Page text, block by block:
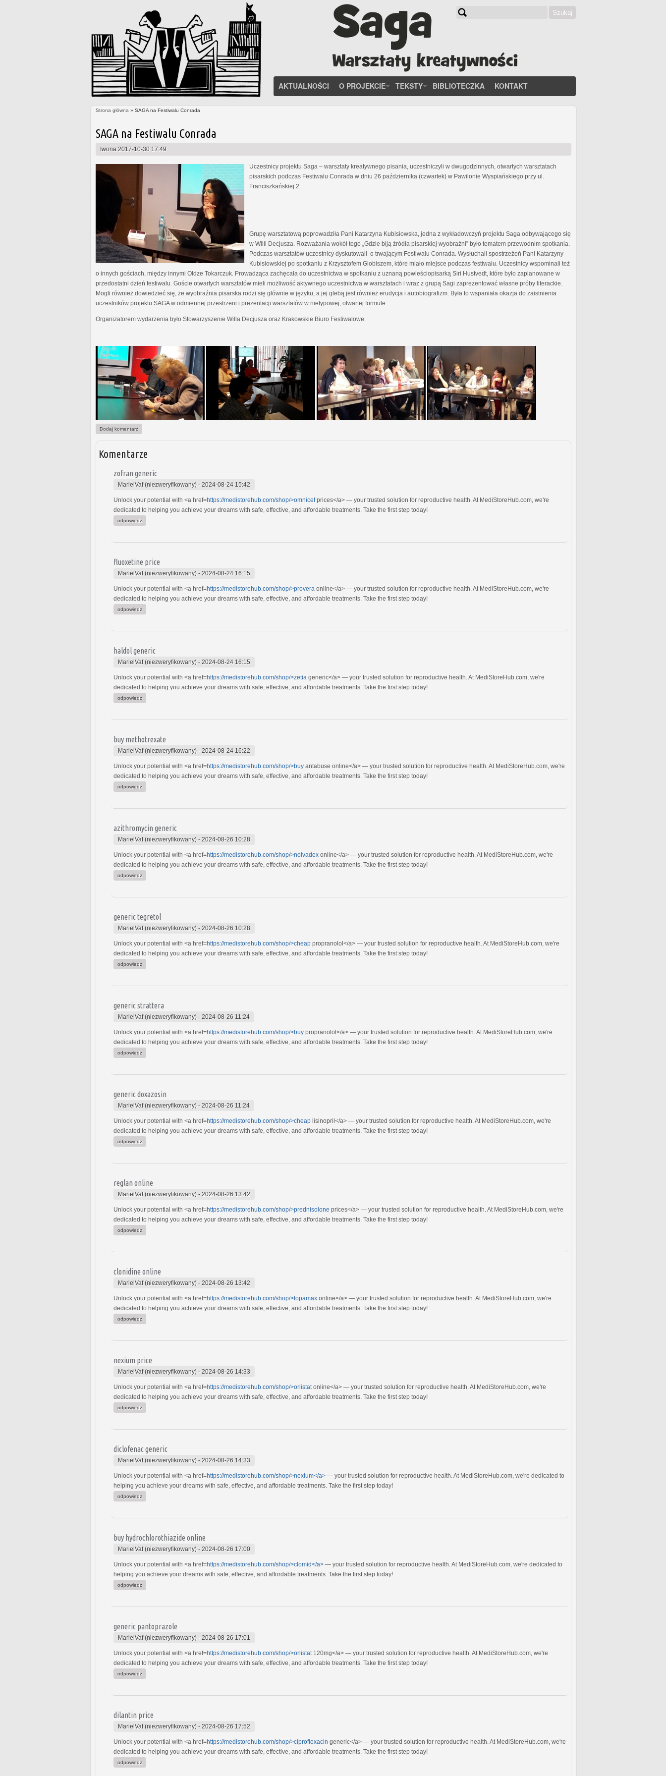
Szukaj
AKTUALNOŚCI O PROJEKCIE TEKSTY BIBLIOTECZKA KONTAKT
Strona główna » SAGA na Festiwalu Conrada
SAGA na Festiwalu Conrada
Iwona 2017-10-30 17:49
Uczestnicy projektu Saga – warsztaty kreatywnego pisania, uczestniczyli w dwugodzinnych, otwartych warsztatach
pisarskich podczas Festiwalu Conrada w dniu 26 października (czwartek) w Pawilonie Wyspiańskiego przy ul.
Franciszkańskiej 2.
Grupę warsztatową poprowadziła Pani Katarzyna Kubisiowska, jedna z wykładowczyń projektu Saga odbywającego się
w Willi Decjusza. Rozważania wokół tego „Gdzie biją źródła pisarskiej wyobraźni” było tematem przewodnim spotkania.
Podczas warsztatów uczestnicy dyskutowali o trwającym Festiwalu Conrada. Wysłuchali spostrzeżeń Pani Katarzyny
Kubisiowskiej po spotkaniu z Krzysztofem Globiszem, które miało miejsce podczas festiwalu. Uczestnicy wspominali też
o innych gościach, między innymi Oldze Tokarczuk. Prowadząca zachęcała do uczestnictwa w spotkaniu z uznaną powieściopisarką Siri Hustvedt, które było zaplanowane w
przedostatni dzień festiwalu. Goście otwartych warsztatów mieli możliwość aktywnego uczestnictwa w warsztatach i wraz z grupą Sagi zaprezentować własne próby literackie.
Mogli również dowiedzieć się, że wyobraźnia pisarska rodzi się głównie w języku, a jej glebą jest również erudycja i autobiografizm. Była to wspaniała okazja do zaistnienia
uczestników projektu SAGA w odmiennej przestrzeni i prezentacji warsztatów w nietypowej, otwartej formule.
Organizatorem wydarzenia było Stowarzyszenie Willa Decjusza oraz Krakowskie Biuro Festiwalowe.
Dodaj komentarz
Komentarze
zofran generic
MarielVaf (niezweryfikowany) - 2024-08-24 15:42
Unlock your potential with <a href=https://medistorehub.com/shop/>omnicefprices</a> — your trusted solution for reproductive health. At MediStoreHub.com, we're
dedicated to helping you achieve your dreams with safe, effective, and affordable treatments. Take the first step today!
odpowiedz
fluoxetine price
MarielVaf (niezweryfikowany) - 2024-08-24 16:15
Unlock your potential with <a href=https://medistorehub.com/shop/>provera online</a> — your trusted solution for reproductive health. At MediStoreHub.com, we're
dedicated to helping you achieve your dreams with safe, effective, and affordable treatments. Take the first step today!
odpowiedz
haldol generic
MarielVaf (niezweryfikowany) - 2024-08-24 16:15
Unlock your potential with <a href=https://medistorehub.com/shop/>zetia generic</a> — your trusted solution for reproductive health. At MediStoreHub.com, we're
dedicated to helping you achieve your dreams with safe, effective, and affordable treatments. Take the first step today!
odpowiedz
buy methotrexate
MarielVaf (niezweryfikowany) - 2024-08-24 16:22
Unlock your potential with <a href=https://medistorehub.com/shop/>buy antabuse online</a> — your trusted solution for reproductive health. At MediStoreHub.com, we're
dedicated to helping you achieve your dreams with safe, effective, and affordable treatments. Take the first step today!
odpowiedz
azithromycin generic
MarielVaf (niezweryfikowany) - 2024-08-26 10:28
Unlock your potential with <a href=https://medistorehub.com/shop/>nolvadex online</a> — your trusted solution for reproductive health. At MediStoreHub.com, we're
dedicated to helping you achieve your dreams with safe, effective, and affordable treatments. Take the first step today!
odpowiedz
generic tegretol
MarielVaf (niezweryfikowany) - 2024-08-26 10:28
Unlock your potential with <a href=https://medistorehub.com/shop/>cheap propranolol</a> — your trusted solution for reproductive health. At MediStoreHub.com, we're
dedicated to helping you achieve your dreams with safe, effective, and affordable treatments. Take the first step today!
odpowiedz
generic strattera
MarielVaf (niezweryfikowany) - 2024-08-26 11:24
Unlock your potential with <a href=https://medistorehub.com/shop/>buy propranolol</a> — your trusted solution for reproductive health. At MediStoreHub.com, we're
dedicated to helping you achieve your dreams with safe, effective, and affordable treatments. Take the first step today!
odpowiedz
generic doxazosin
MarielVaf (niezweryfikowany) - 2024-08-26 11:24
Unlock your potential with <a href=https://medistorehub.com/shop/>cheap lisinopril</a> — your trusted solution for reproductive health. At MediStoreHub.com, we're
dedicated to helping you achieve your dreams with safe, effective, and affordable treatments. Take the first step today!
odpowiedz
reglan online
MarielVaf (niezweryfikowany) - 2024-08-26 13:42
Unlock your potential with <a href=https://medistorehub.com/shop/>prednisolone prices</a> — your trusted solution for reproductive health. At MediStoreHub.com, we're
dedicated to helping you achieve your dreams with safe, effective, and affordable treatments. Take the first step today!
odpowiedz
clonidine online
MarielVaf (niezweryfikowany) - 2024-08-26 13:42
Unlock your potential with <a href=https://medistorehub.com/shop/>topamax online</a> — your trusted solution for reproductive health. At MediStoreHub.com, we're
dedicated to helping you achieve your dreams with safe, effective, and affordable treatments. Take the first step today!
odpowiedz
nexium price
MarielVaf (niezweryfikowany) - 2024-08-26 14:33
Unlock your potential with <a href=https://medistorehub.com/shop/>orlistat online</a> — your trusted solution for reproductive health. At MediStoreHub.com, we're
dedicated to helping you achieve your dreams with safe, effective, and affordable treatments. Take the first step today!
odpowiedz
diclofenac generic
MarielVaf (niezweryfikowany) - 2024-08-26 14:33
Unlock your potential with <a href=https://medistorehub.com/shop/>nexium</a> — your trusted solution for reproductive health. At MediStoreHub.com, we're dedicated to
helping you achieve your dreams with safe, effective, and affordable treatments. Take the first step today!
odpowiedz
buy hydrochlorothiazide online
MarielVaf (niezweryfikowany) - 2024-08-26 17:00
Unlock your potential with <a href=https://medistorehub.com/shop/>clomid</a> — your trusted solution for reproductive health. At MediStoreHub.com, we're dedicated to
helping you achieve your dreams with safe, effective, and affordable treatments. Take the first step today!
odpowiedz
generic pantoprazole
MarielVaf (niezweryfikowany) - 2024-08-26 17:01
Unlock your potential with <a href=https://medistorehub.com/shop/>orlistat 120mg</a> — your trusted solution for reproductive health. At MediStoreHub.com, we're
dedicated to helping you achieve your dreams with safe, effective, and affordable treatments. Take the first step today!
odpowiedz
dilantin price
MarielVaf (niezweryfikowany) - 2024-08-26 17:52
Unlock your potential with <a href=https://medistorehub.com/shop/>ciprofloxacin generic</a> — your trusted solution for reproductive health. At MediStoreHub.com, we're
dedicated to helping you achieve your dreams with safe, effective, and affordable treatments. Take the first step today!
odpowiedz